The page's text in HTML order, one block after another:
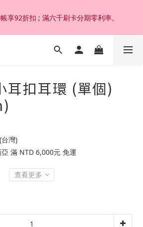
享92折扣 ; 滿六千刷卡分期零利率。
享92折扣 ; 滿六千刷卡分期零利率。
18K金，非鍍金非注金；洗澡，運動(汗
享92折扣 ; 滿六千刷卡分期零利率。
耳扣耳環 (單個)
灣)
滿 NTD 6,000元 免運
查看更多